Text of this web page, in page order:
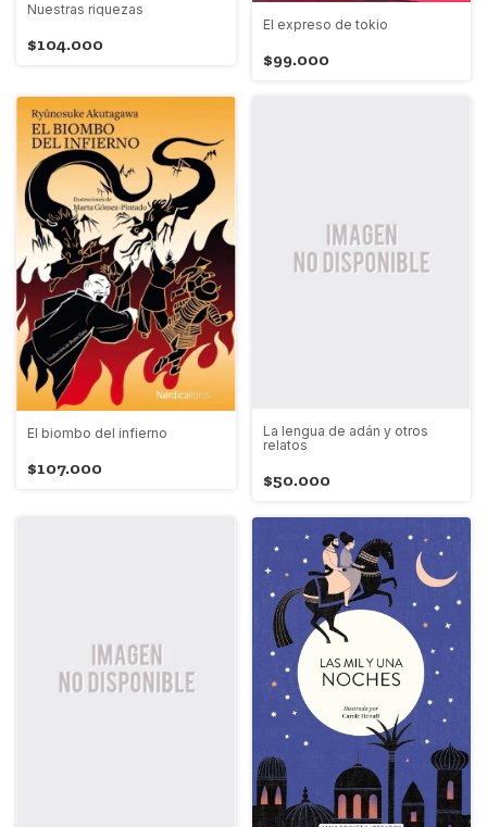
Nuestras riquezas
$104.000
El expreso de tokio
$99.000
El biombo del infierno
$107.000
La lengua de adán y otros
relatos
$50.000